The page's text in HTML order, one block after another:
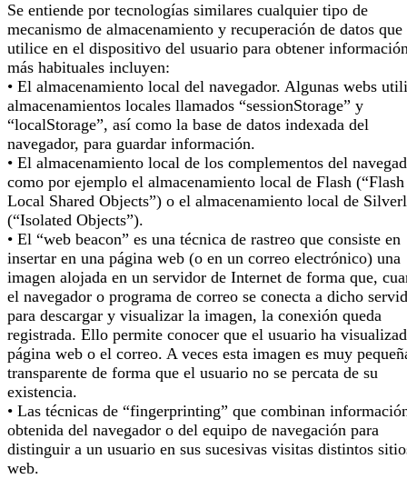
Se entiende por tecnologías similares cualquier tipo de
mecanismo de almacenamiento y recuperación de datos que
utilice en el dispositivo del usuario para obtener
más habituales incluyen:
• El almacenamiento local del navegador. Algunas webs
almacenamientos locales llamados “sessionStorage” y
“localStorage”, así como la base de datos indexada del
navegador, para guardar información.
• El almacenamiento local de los complementos del
como por ejemplo el almacenamiento local de Flash (“Flash
Local Shared Objects”) o el almacenamiento local de
(“Isolated Objects”).
• El “web beacon” es una técnica de rastreo que consiste en
insertar en una página web (o en un correo electrónico) una
imagen alojada en un servidor de Internet de forma que,
el navegador o programa de correo se conecta a dicho
para descargar y visualizar la imagen, la conexión queda
registrada. Ello permite conocer que el usuario ha
página web o el correo. A veces esta imagen es muy
transparente de forma que el usuario no se percata de su
existencia.
• Las técnicas de “fingerprinting” que combinan
obtenida del navegador o del equipo de navegación para
distinguir a un usuario en sus sucesivas visitas distintos
web.